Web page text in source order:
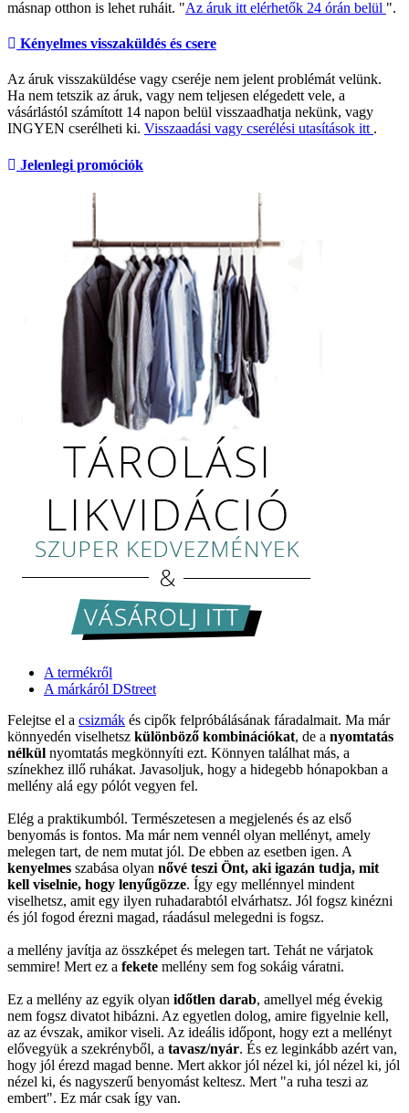
másnap otthon is lehet ruháit. "Az áruk itt elérhetők 24 órán belül ".
Kényelmes visszaküldés és csere
Az áruk visszaküldése vagy cseréje nem jelent problémát velünk.
Ha nem tetszik az áruk, vagy nem teljesen elégedett vele, a
vásárlástól számított 14 napon belül visszaadhatja nekünk, vagy
INGYEN cserélheti ki. Visszaadási vagy cserélési utasítások itt .
Jelenlegi promóciók
A termékről
A márkáról DStreet
Felejtse el a csizmák és cipők felpróbálásának fáradalmait. Ma már
könnyedén viselhetsz különböző kombinációkat, de a nyomtatás
nélkül nyomtatás megkönnyíti ezt. Könnyen találhat más, a
színekhez illő ruhákat. Javasoljuk, hogy a hidegebb hónapokban a
mellény alá egy pólót vegyen fel.
Elég a praktikumból. Természetesen a megjelenés és az első
benyomás is fontos. Ma már nem vennél olyan mellényt, amely
melegen tart, de nem mutat jól. De ebben az esetben igen. A
kenyelmes szabása olyan nővé teszi Önt, aki igazán tudja, mit
kell viselnie, hogy lenyűgözze. Így egy mellénnyel mindent
viselhetsz, amit egy ilyen ruhadarabtól elvárhatsz. Jól fogsz kinézni
és jól fogod érezni magad, ráadásul melegedni is fogsz.
a mellény javítja az összképet és melegen tart. Tehát ne várjatok
semmire! Mert ez a fekete mellény sem fog sokáig váratni.
Ez a mellény az egyik olyan időtlen darab, amellyel még évekig
nem fogsz divatot hibázni. Az egyetlen dolog, amire figyelnie kell,
az az évszak, amikor viseli. Az ideális időpont, hogy ezt a mellényt
elővegyük a szekrényből, a tavasz/nyár. És ez leginkább azért van,
hogy jól érezd magad benne. Mert akkor jól nézel ki, jól nézel ki, jól
nézel ki, és nagyszerű benyomást keltesz. Mert "a ruha teszi az
embert". Ez már csak így van.